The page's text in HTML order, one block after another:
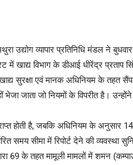
उद्योग व्यापार प्रतिनिधि मंडल ने
खाद्य विभाग के डीआई धीरेंद्र प्रताप
सुरक्षा एवं मानक अधिनियम के तहत
जाता जो नियमों के विपरीत है। उन्होंने
होती है, जबकि अधिनियम के अनुसार
समय सीमा में रिपोर्ट देने की व्यवस्था
69 के तहत मामूली मामलों में शमन